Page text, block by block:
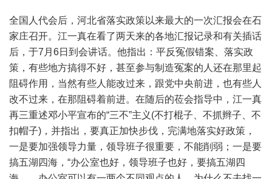
全国人代会后，河北省落实政策以来最大的一次汇报会在石
家庄召开。江一真在看了两天来的各地汇报记录和有关插话
后，于7月6日到会讲话。他指出：平反冤假错案、落实政
策，有些地方搞得不好，甚至参与制造冤案的人还在那里起
阻碍作用，当然有些人能改过来，跟党中央前进，也有些人
改不过来，在那阻碍着前进。在随后的莅会指导中，江一真
再三重述邓小平宣布的“三不”主义(不打棍子、不抓辫子、不
扣帽子)，并指出，要真正加快步伐，完满地落实好政策，
一是要加强领导力量，领导班子很重要，不能削弱；一是要
搞五湖四海，“办公室也好，领导班子也好，要搞五湖四